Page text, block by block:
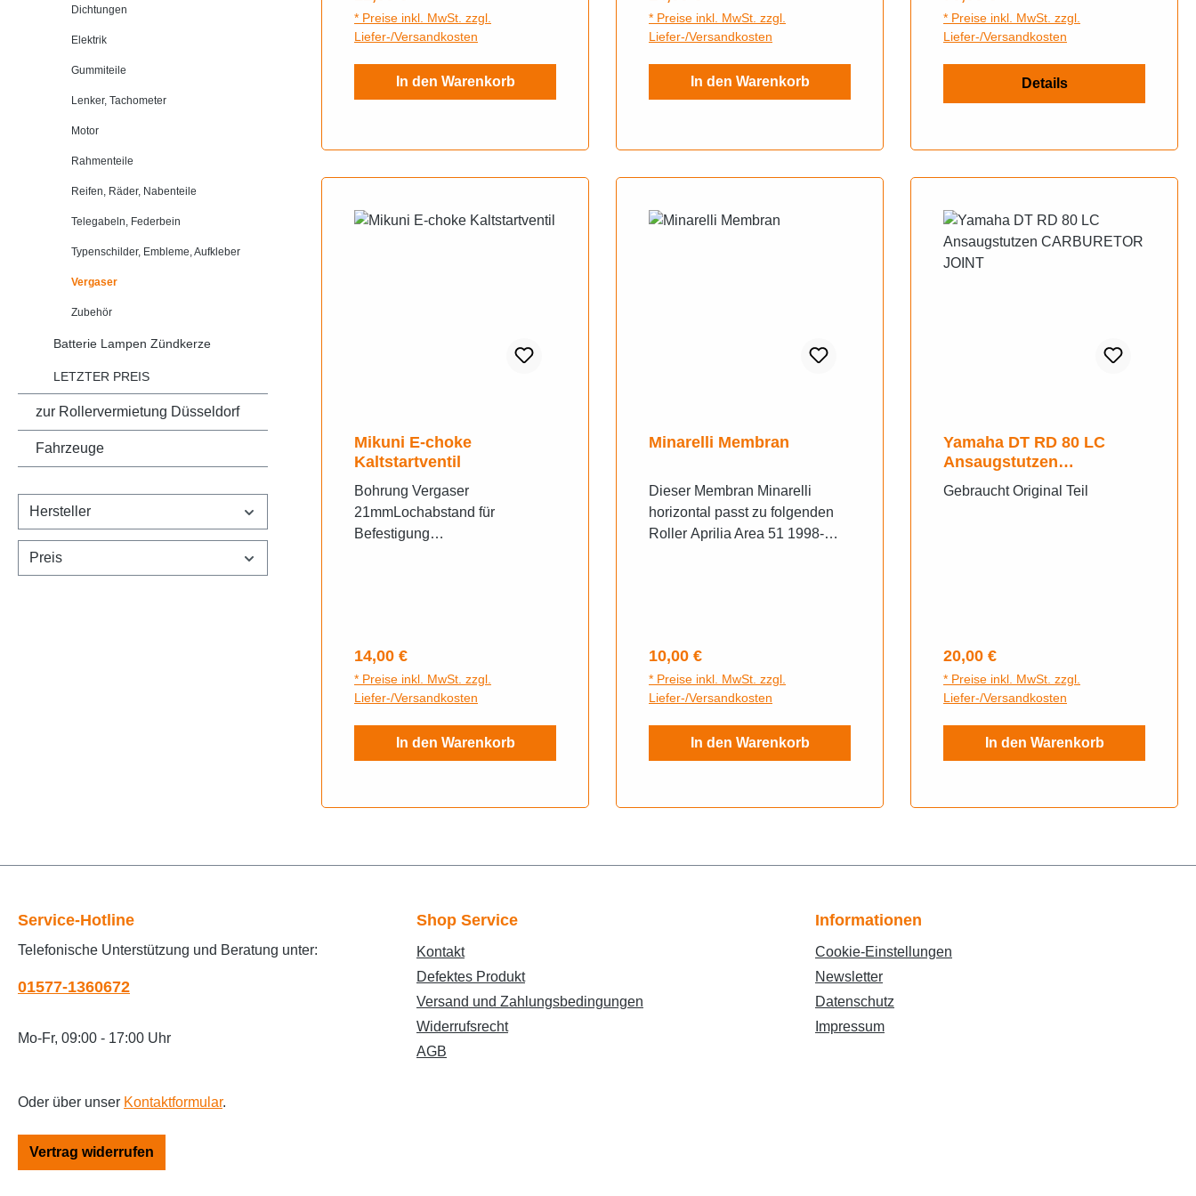
Dichtungen
Elektrik
Gummiteile
Lenker, Tachometer
Motor
Rahmenteile
Reifen, Räder, Nabenteile
Telegabeln, Federbein
Typenschilder, Embleme, Aufkleber
Vergaser
Zubehör
Batterie Lampen Zündkerze
LETZTER PREIS
zur Rollervermietung Düsseldorf
Fahrzeuge
Hersteller
Preis
* Preise inkl. MwSt. zzgl.
Liefer-/Versandkosten
In den Warenkorb
* Preise inkl. MwSt. zzgl.
Liefer-/Versandkosten
In den Warenkorb
* Preise inkl. MwSt. zzgl.
Liefer-/Versandkosten
Details
Mikuni E-choke
Kaltstartventil
Bohrung Vergaser
21mmLochabstand für
Befestigung
Regulärer Preis:
14,00 €
* Preise inkl. MwSt. zzgl.
Liefer-/Versandkosten
In den Warenkorb
Minarelli Membran
Dieser Membran Minarelli
horizontal passt zu folgenden
Roller Aprilia Area 51 1998-
1996-1999 Minarelli
Horizontaal L/CAprilia Rally 50
A/C 1995-2000 Minarelli
Horizontaal A/CAprilia SR 50
1997-2000 Minarelli horizontaal
A/CAprilia SR50 1994-1996
Horizontaal A/CAprilia Sonic
Horizontaal L/CMBK Booster
Ovetto 2T A/C Minarelli hor.
Regulärer Preis:
10,00 €
* Preise inkl. MwSt. zzgl.
Liefer-/Versandkosten
In den Warenkorb
Yamaha DT RD 80 LC
Ansaugstutzen
CARBURETOR JOINT
Gebraucht Original Teil
Regulärer Preis:
20,00 €
* Preise inkl. MwSt. zzgl.
Liefer-/Versandkosten
In den Warenkorb
Service-Hotline
Telefonische Unterstützung und Beratung unter:
01577-1360672
Mo-Fr, 09:00 - 17:00 Uhr
Oder über unser Kontaktformular.
Vertrag widerrufen
Shop Service
Kontakt
Defektes Produkt
Versand und Zahlungsbedingungen
Widerrufsrecht
AGB
Informationen
Cookie-Einstellungen
Newsletter
Datenschutz
Impressum